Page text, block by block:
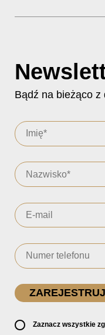
Bądź na bieżąco z
Zaznacz wszystkie